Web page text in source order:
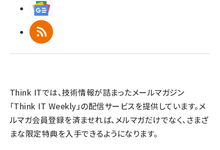
RSS
Think ITでは、技術情報が詰まったメールマガジン
「Think IT Weekly」の配信サービスを提供しています。メ
ルマガ会員登録を済ませれば、メルマガだけでなく、さまざ
まな限定特典を入手できるようになります。